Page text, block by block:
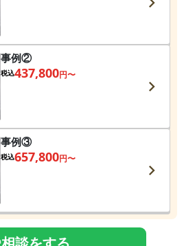
事例②
税込437,800円〜
事例③
税込657,800円〜